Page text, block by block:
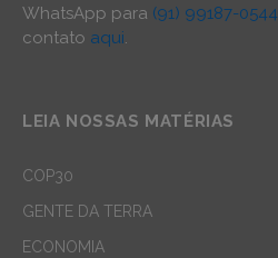
WhatsApp para (91) 99187-0544
contato aqui.
LEIA NOSSAS MATÉRIAS
COP30
GENTE DA TERRA
ECONOMIA